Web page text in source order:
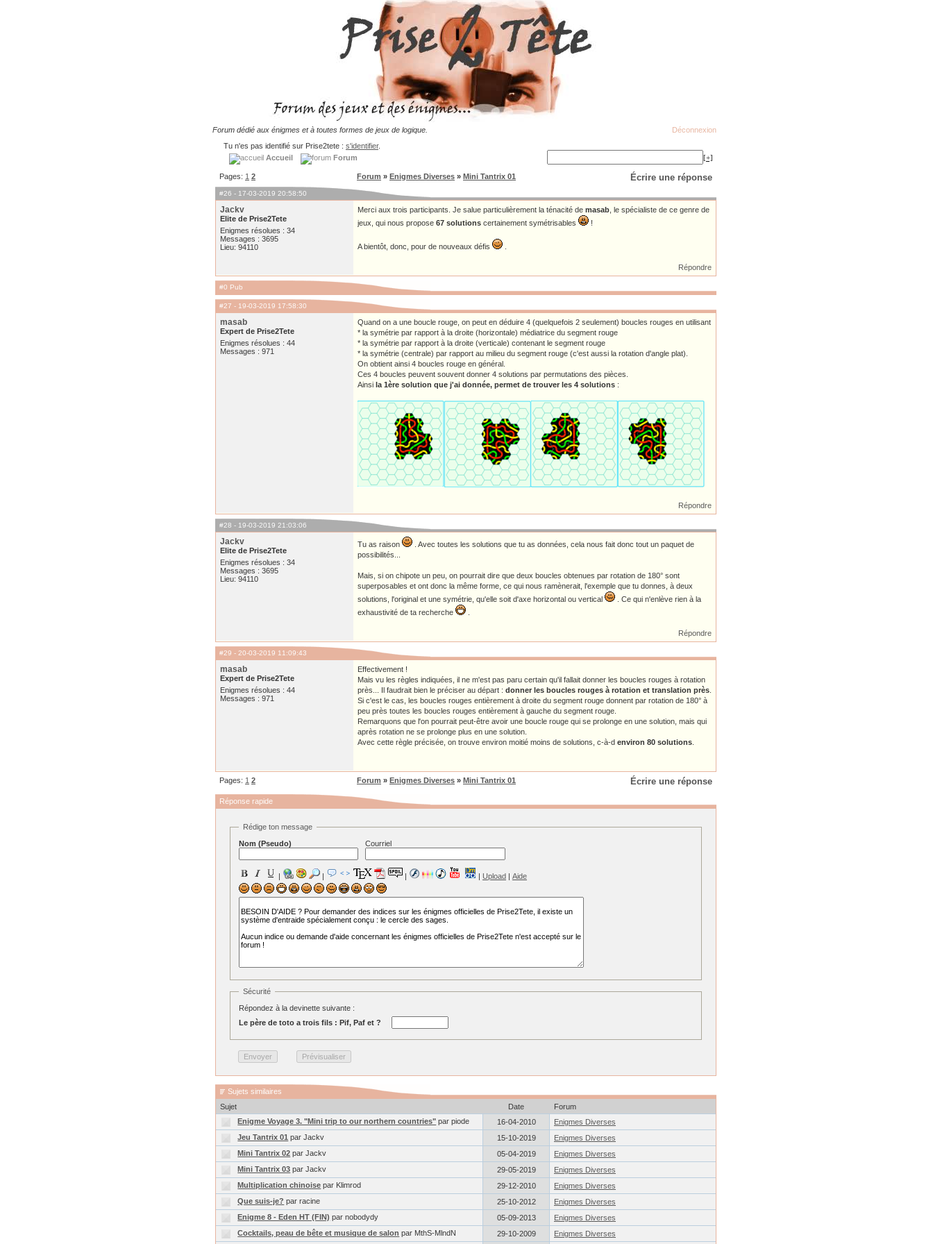
Forum dédié aux énigmes et à toutes formes de jeux de logique.
Déconnexion
Tu n'es pas identifié sur Prise2tete : s'identifier.
Accueil
Forum [+]
Pages: 1 2 Écrire une réponse
Forum » Enigmes Diverses » Mini Tantrix 01
#26 - 17-03-2019 20:58:50
Jackv
Elite de Prise2Tete
Enigmes résolues : 34
Messages : 3695
Lieu: 94110
Merci aux trois participants. Je salue particulièrement la ténacité de masab , le spécialiste de ce genre de
jeux, qui nous propose 67 solutions certainement symétrisables !
A bientôt, donc, pour de nouveaux défis
Répondre
#0 Pub
#27 - 19-03-2019 17:58:30
masab
Expert de Prise2Tete
Enigmes résolues : 44
Messages : 971
Quand on a une boucle rouge, on peut en déduire 4 (quelquefois 2 seulement) boucles rouges en utilisant
* la symétrie par rapport à la droite (horizontale) médiatrice du segment rouge
* la symétrie par rapport à la droite (verticale) contenant le segment rouge
* la symétrie (centrale) par rapport au milieu du segment rouge (c'est aussi la rotation d'angle plat).
On obtient ainsi 4 boucles rouge en général.
Ces 4 boucles peuvent souvent donner 4 solutions par permutations des pièces.
Ainsi la 1ère solution que j'ai donnée, permet de trouver les 4 solutions :
Répondre
#28 - 19-03-2019 21:03:06
Jackv
Elite de Prise2Tete
Enigmes résolues : 34
Messages : 3695
Lieu: 94110
Tu as raison
. Avec toutes les solutions que tu as données, cela nous fait donc tout un paquet de
possibilités...
Mais, si on chipote un peu, on pourrait dire que deux boucles obtenues par rotation de 180° sont
superposables et ont donc la même forme, ce qui nous ramènerait, l'exemple que tu donnes, à deux
solutions, l'original et une symétrie, qu'elle soit d'axe horizontal ou vertical
. Ce qui n'enlève rien à la
exhaustivité de ta recherche
Répondre
#29 - 20-03-2019 11:09:43
masab
Expert de Prise2Tete
Enigmes résolues : 44
Messages : 971
Effectivement !
Mais vu les règles indiquées, il ne m'est pas paru certain qu'il fallait donner les boucles rouges à rotation
près... Il faudrait bien le préciser au départ : donner les boucles rouges à rotation et translation près
Si c'est le cas, les boucles rouges entièrement à droite du segment rouge donnent par rotation de 180° à
peu près toutes les boucles rouges entièrement à gauche du segment rouge.
Remarquons que l'on pourrait peut-être avoir une boucle rouge qui se prolonge en une solution, mais qui
après rotation ne se prolonge plus en une solution.
Avec cette règle précisée, on trouve environ moitié moins de solutions, c-à-d environ 80 solutions
Écrire une réponse
Pages: 1 2 Forum » Enigmes Diverses » Mini Tantrix 01
Réponse rapide
Rédige ton message
Nom (Pseudo)
Courriel
| | | | Upload | Aide
Sécurité
Répondez à la devinette suivante :
Le père de toto a trois fils : Pif, Paf et ?
Sujets similaires
Sujet
Date
Forum
Enigme Voyage 3. "Mini trip to our northern countries" par piode 16-04-2010
Enigmes Diverses
Jeu Tantrix 01 par Jackv 15-10-2019
Enigmes Diverses
Mini Tantrix 02 par Jackv 05-04-2019
Enigmes Diverses
Mini Tantrix 03 par Jackv 29-05-2019
Enigmes Diverses
Multiplication chinoise par Klimrod 29-12-2010
Enigmes Diverses
Que suis-je? par racine 25-10-2012
Enigmes Diverses
Enigme 8 - Eden HT (FIN) par nobodydy 05-09-2013
Enigmes Diverses
Cocktails, peau de bête et musique de salon par MthS-MlndN 29-10-2009 Enigmes Diverses